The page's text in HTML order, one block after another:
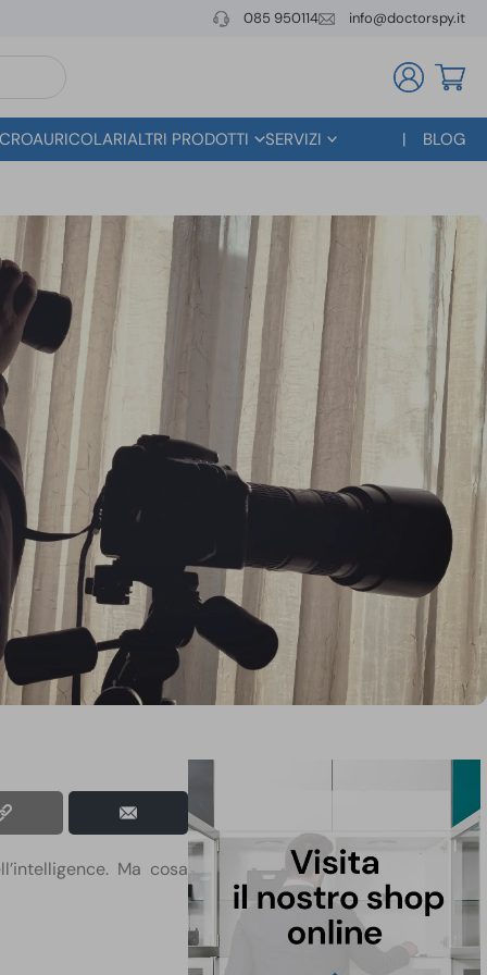
085 950114 info@doctorspy.it
ALTRI PRODOTTI SERVIZI BLOG
Ma cosa